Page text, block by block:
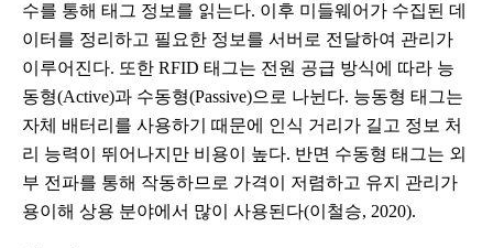
수를 통해 태그 정보를 읽는다. 이후 미들웨어가 수집된 데
이터를 정리하고 필요한 정보를 서버로 전달하여 관리가
이루어진다. 또한 RFID 태그는 전원 공급 방식에 따라 능
동형(Active)과 수동형(Passive)으로 나뉜다. 능동형 태그는
자체 배터리를 사용하기 때문에 인식 거리가 길고 정보 처
리 능력이 뛰어나지만 비용이 높다. 반면 수동형 태그는 외
부 전파를 통해 작동하므로 가격이 저렴하고 유지 관리가
용이해 상용 분야에서 많이 사용된다(이철승, 2020).